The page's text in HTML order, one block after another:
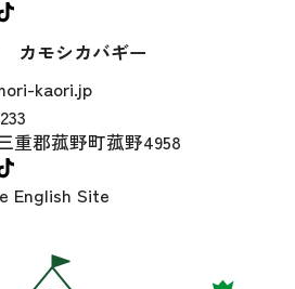
カモシカバギー
kaori.jp
重郡菰野町菰野4958
English Site